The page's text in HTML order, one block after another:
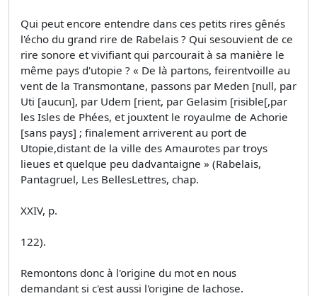
Qui peut encore entendre dans ces petits rires gênés
l'écho du grand rire de Rabelais ? Qui sesouvient de ce
rire sonore et vivifiant qui parcourait à sa manière le
même pays d'utopie ? « De là partons, feirentvoille au
vent de la Transmontane, passons par Meden [null, par
Uti [aucun], par Udem [rient, par Gelasim [risible[,par
les Isles de Phées, et jouxtent le royaulme de Achorie
[sans pays] ; finalement arriverent au port de
Utopie,distant de la ville des Amaurotes par troys
lieues et quelque peu dadvantaigne » (Rabelais,
Pantagruel, Les BellesLettres, chap.
XXIV, p.
122).
Remontons donc à l'origine du mot en nous
demandant si c'est aussi l'origine de lachose.